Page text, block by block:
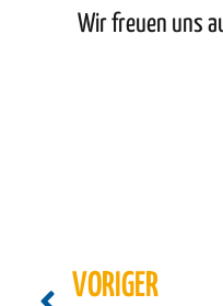
Wir freuen uns
VORIGER